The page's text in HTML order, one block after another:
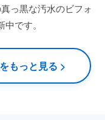
っ黒な汚水のビフォ
です。
もっと見る >